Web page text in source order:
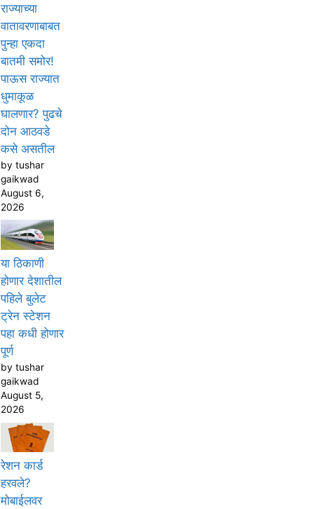
राज्याच्या
वातावरणाबाबत
पुन्हा एकदा
बातमी समोर!
पाऊस राज्यात
धुमाकूळ
घालणार? पुढचे
दोन आठवडे
कसे असतील
by tushar
gaikwad
August 6,
2026
या ठिकाणी
होणार देशातील
पहिले बुलेट
ट्रेन स्टेशन
पहा कधी होणार
पूर्ण
by tushar
gaikwad
August 5,
2026
रेशन कार्ड
हरवले?
मोबाईलवर